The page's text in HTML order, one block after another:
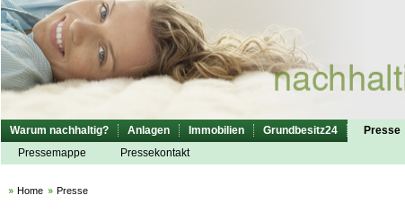
Warum nachhaltig? Anlagen Immobilien Grundbesitz24 Presse
Pressemappe
Pressekontakt
Home Presse